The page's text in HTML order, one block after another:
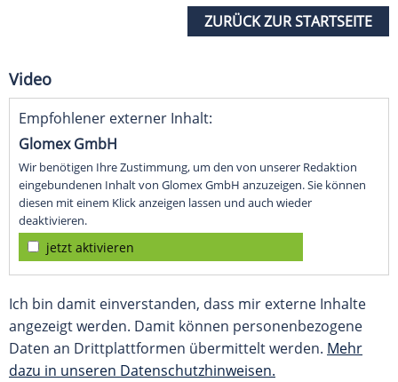
ZURÜCK ZUR STARTSEITE
Video
Empfohlener externer Inhalt:
Glomex GmbH
Wir benötigen Ihre Zustimmung, um den von unserer Redaktion
eingebundenen Inhalt von Glomex GmbH anzuzeigen. Sie können
diesen mit einem Klick anzeigen lassen und auch wieder
deaktivieren.
jetzt aktivieren
Ich bin damit einverstanden, dass mir externe Inhalte
angezeigt werden. Damit können personenbezogene
Daten an Drittplattformen übermittelt werden. Mehr
dazu in unseren Datenschutzhinweisen.